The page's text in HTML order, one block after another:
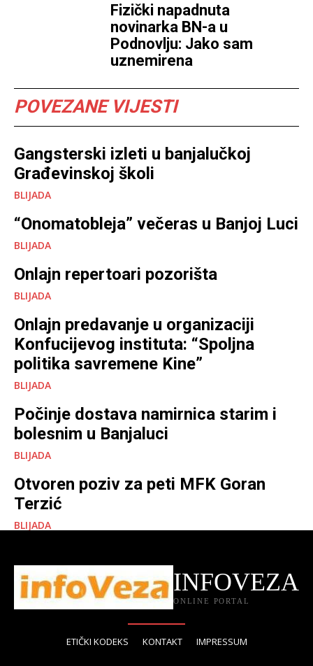
Fizički napadnuta
novinarka BN-a u
Podnovlju: Jako sam
uznemirena
POVEZANE VIJESTI
Gangsterski izleti u banjalučkoj
Građevinskoj školi
BLIJADA
“Onomatobleja” večeras u Banjoj Luci
BLIJADA
Onlajn repertoari pozorišta
BLIJADA
Onlajn predavanje u organizaciji
Konfucijevog instituta: “Spoljna
politika savremene Kine”
BLIJADA
Počinje dostava namirnica starim i
bolesnim u Banjaluci
BLIJADA
Otvoren poziv za peti MFK Goran
Terzić
BLIJADA
INFOVEZA
ONLINE PORTAL
ETIČKI KODEKS KONTAKT IMPRESSUM